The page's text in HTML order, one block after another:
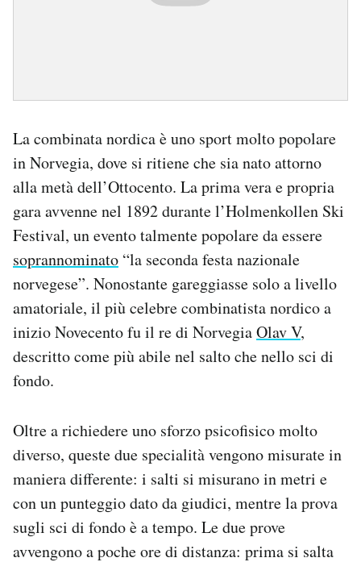
La combinata nordica è uno sport molto popolare
in Norvegia, dove si ritiene che sia nato attorno
alla metà dell’Ottocento. La prima vera e propria
gara avvenne nel 1892 durante l’Holmenkollen Ski
Festival, un evento talmente popolare da essere
soprannominato “la seconda festa nazionale
norvegese”. Nonostante gareggiasse solo a livello
amatoriale, il più celebre combinatista nordico a
inizio Novecento fu il re di NorvegiaOlav V,
descritto come più abile nel salto che nello sci di
fondo.
Oltre a richiedere uno sforzo psicofisico molto
diverso, queste due specialità vengono misurate in
maniera differente: i salti si misurano in metri e
con un punteggio dato da giudici, mentre la prova
sugli sci di fondo è a tempo. Le due prove
avvengono a poche ore di distanza: prima si salta